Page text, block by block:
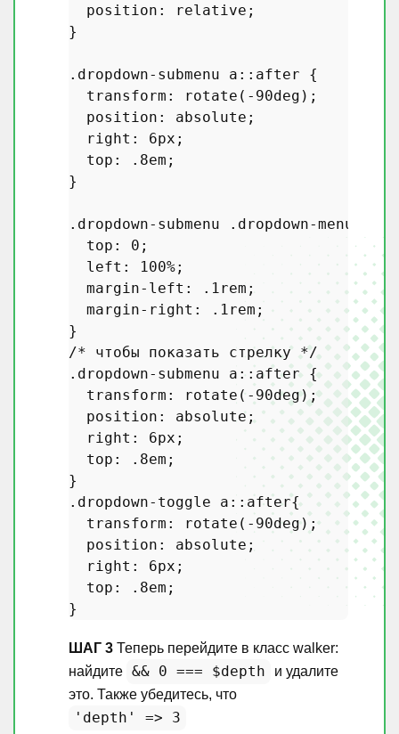
position : relative;
}
.dropdown-submenu a ::after {
transform : rotate (- 90deg );
position : absolute;
right : 6px ;
top : . 8em ;
}
.dropdown-submenu .dropdown-menu
top : 0 ;
left : 100%;
margin-left : . 1rem ;
margin-right : . 1rem ;
/* чтобы показать стрелку */
.dropdown-submenu
a ::after {
transform : rotate (- 90deg);
position : absolute;
right : 6px ;
top : . 8em ;
.dropdown-toggle
a ::after{
transform : rotate (- 90deg);
position : absolute;
right : 6px ;
top : . 8em ;
ШАГ 3 Теперь перейдите в класс walker:
найдите && 0 === $depth
и удалите
это. Также убедитесь, что
'depth' => 3